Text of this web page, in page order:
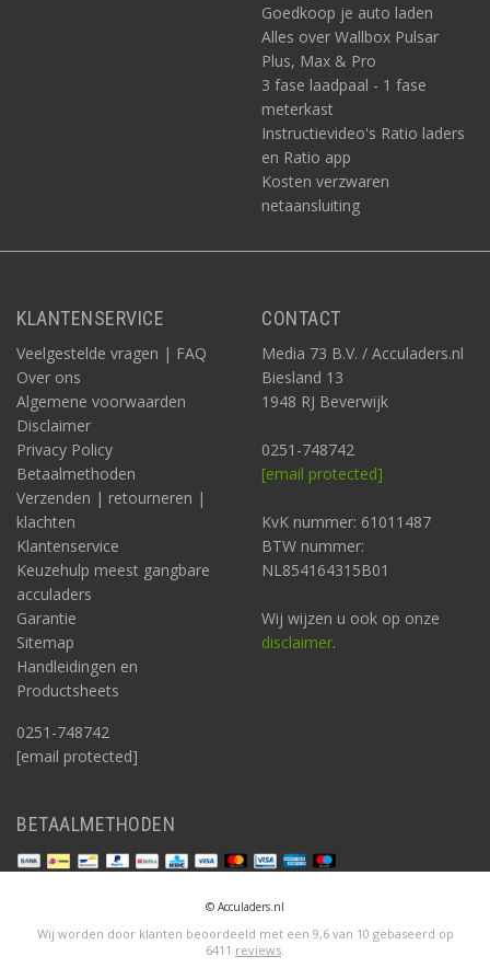
Goedkoop je auto laden
Alles over Wallbox Pulsar
Plus, Max & Pro
3 fase laadpaal - 1 fase
meterkast
Instructievideo's Ratio laders
en Ratio app
Kosten verzwaren
netaansluiting
KLANTENSERVICE
Veelgestelde vragen | FAQ
Over ons
Algemene voorwaarden
Disclaimer
Privacy Policy
Betaalmethoden
Verzenden | retourneren |
klachten
Klantenservice
Keuzehulp meest gangbare
acculaders
Garantie
Sitemap
Handleidingen en
Productsheets
0251-748742
[email protected]
CONTACT
Media 73 B.V. / Acculaders.nl
Biesland 13
1948 RJ Beverwijk
0251-748742
[email protected]
KvK nummer: 61011487
BTW nummer:
NL854164315B01
Wij wijzen u ook op onze
disclaimer.
BETAALMETHODEN
© Acculaders.nl
Wij worden door klanten beoordeeld met een 9,6van 10 gebaseerd op
6411 reviews